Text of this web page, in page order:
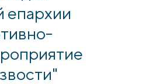
епархии